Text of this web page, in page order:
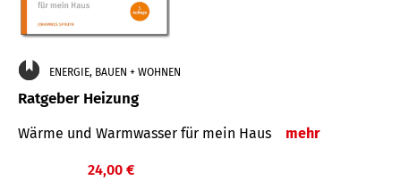
ENERGIE, BAUEN + WOHNEN
Ratgeber Heizung
Wärme und Warmwasser für mein Haus mehr
24,00 €